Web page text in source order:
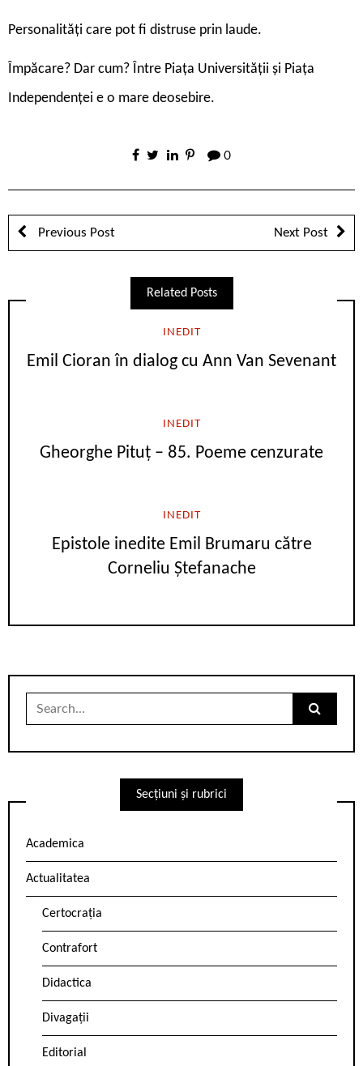
Personalități care pot fi distruse prin laude.
Împăcare? Dar cum? Între Piața Universității și Piața
Independenței e o mare deosebire.
0
Previous Post Next Post
Related Posts
INEDIT
Emil Cioran în dialog cu Ann Van Sevenant
INEDIT
Gheorghe Pituț – 85. Poeme cenzurate
INEDIT
Epistole inedite Emil Brumaru către
Corneliu Ștefanache
Search
Secțiuni și rubrici
Academica
Actualitatea
Certocrația
Contrafort
Didactica
Divagații
Editorial